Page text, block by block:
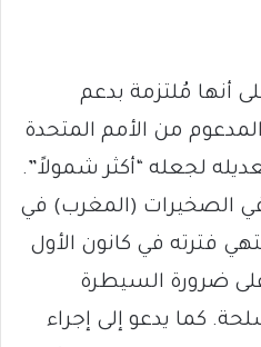
أنها مُلتزمة بدعم
من الأمم المتحدة
لجعله “أكثر شمولاً”.
في الصخيرات (المغرب) في
أن تنتهي فترته في كانون الأول
ضرورة السيطرة
كما يدعو إلى إجراء